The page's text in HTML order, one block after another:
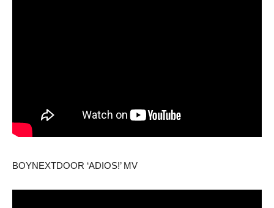
BOYNEXTDOOR ‘ADIOS!’ MV